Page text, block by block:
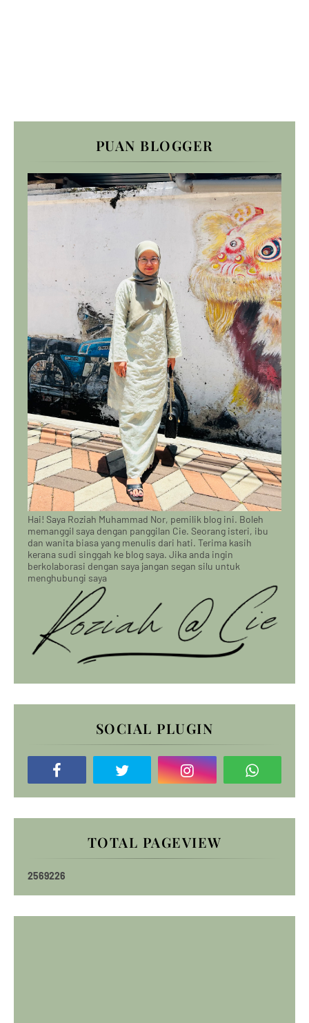
PUAN BLOGGER
Hai! Saya Roziah Muhammad Nor, pemilik blog ini. Boleh
memanggil saya dengan panggilan Cie. Seorang isteri, ibu
dan wanita biasa yang menulis dari hati. Terima kasih
kerana sudi singgah ke blog saya. Jika anda ingin
berkolaborasi dengan saya jangan segan silu untuk
menghubungi saya
SOCIAL PLUGIN
TOTAL PAGEVIEW
2569226